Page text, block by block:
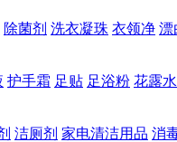
除菌剂 洗衣凝珠 衣领净 漂
护手霜 足贴 足浴粉 花露水
洁厕剂 家电清洁用品 消